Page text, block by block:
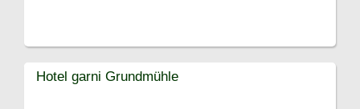
Hotel garni Grundmühle